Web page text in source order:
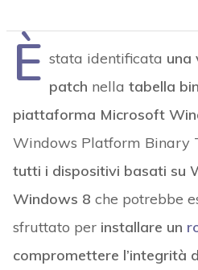
È stata identificata una
patch nella tabella
piattaforma Microsoft
Windows Platform Binary
tutti i dispositivi basati su
Windows 8 che potrebbe
sfruttato per installare un
compromettere l’integrità